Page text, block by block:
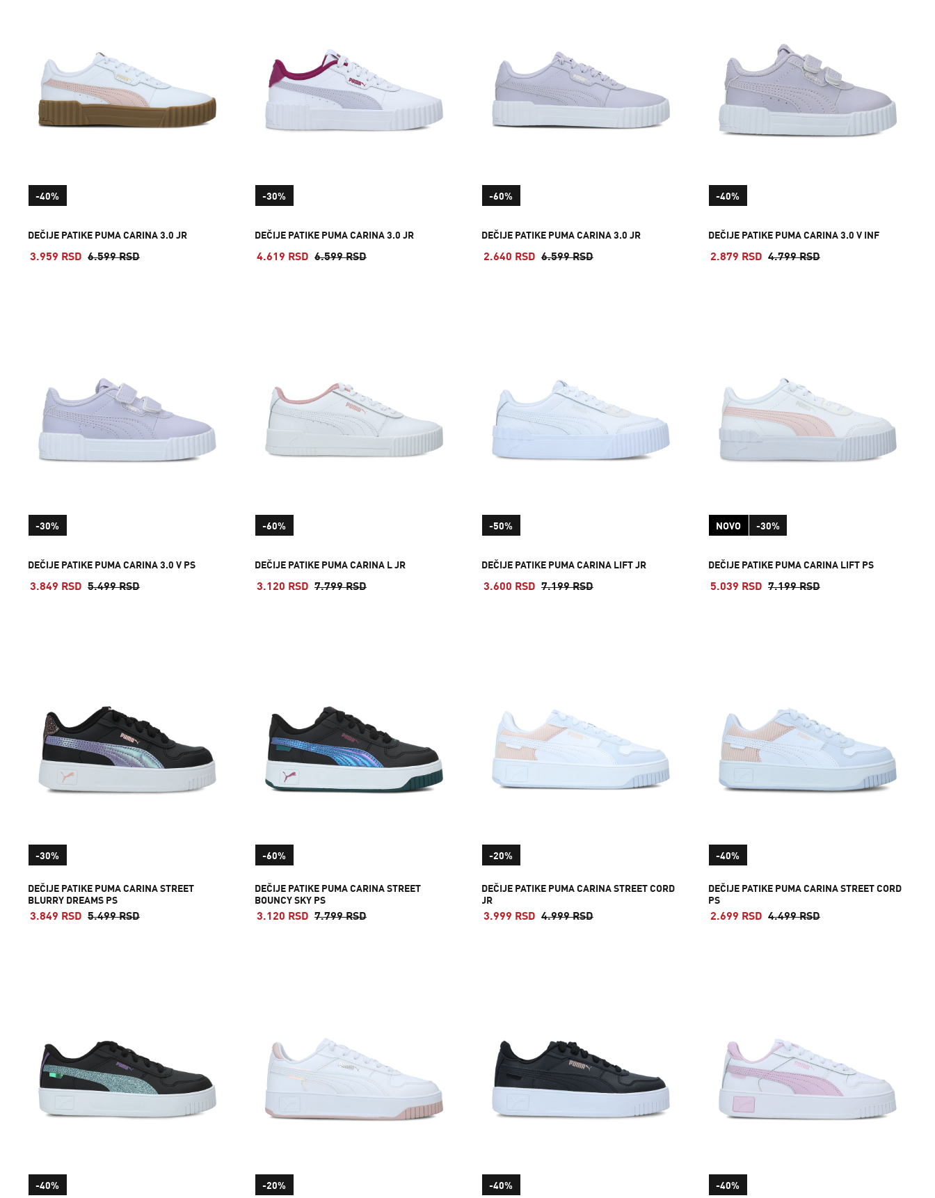
DEČIJE PATIKE PUMA CARINA 3.0 JR
3.959 RSD 6.599 RSD
-40%
DEČIJE PATIKE PUMA CARINA 3.0 JR
4.619 RSD 6.599 RSD
-30%
DEČIJE PATIKE PUMA CARINA 3.0 JR
2.640 RSD 6.599 RSD
-60%
DEČIJE PATIKE PUMA CARINA 3.0 V INF
2.879 RSD 4.799 RSD
-40%
DEČIJE PATIKE PUMA CARINA 3.0 V PS
3.849 RSD 5.499 RSD
-30%
DEČIJE PATIKE PUMA CARINA L JR
3.120 RSD 7.799 RSD
-60%
DEČIJE PATIKE PUMA CARINA LIFT JR
3.600 RSD 7.199 RSD
-50%
DEČIJE PATIKE PUMA CARINA LIFT PS
5.039 RSD 7.199 RSD
NOVO -30%
DEČIJE PATIKE PUMA CARINA STREET
BLURRY DREAMS PS
3.849 RSD 5.499 RSD
-30%
DEČIJE PATIKE PUMA CARINA STREET
BOUNCY SKY PS
3.120 RSD 7.799 RSD
-60%
DEČIJE PATIKE PUMA CARINA STREET CORD
JR
3.999 RSD 4.999 RSD
-20%
DEČIJE PATIKE PUMA CARINA STREET CORD
PS
2.699 RSD 4.499 RSD
-40%
-40% -20% -40% -40%